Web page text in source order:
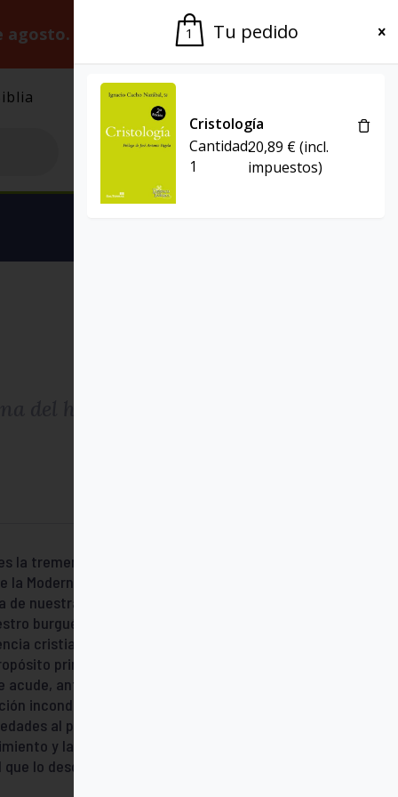
agosto. Gracias por la paciencia.
El Grupo
la tremenda sospecha que, desde
Modernidad y el Cristianismo. Dialogar
nuestras deformaciones históricas en
burgués del Evangelio: interrogar, a
cristiana original y poniendo al
principal de este libro. Para ello,
ante todo, al Dios de Jesús. Al
incondicional que afirma al hombre en
al pobre: que, como el “Anti-mal”,
y la desgracia. Al Dios que es el
lo descubre o entre-descubre.
1 Tu pedido
Cristología
Cantidad:
1
20,89 €(incl.
impuestos)